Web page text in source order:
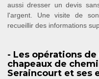
aussi dresser un devis
l'argent. Une visite de
recueillir des informations
- Les opérations
chapeaux de
Seraincourt et ses